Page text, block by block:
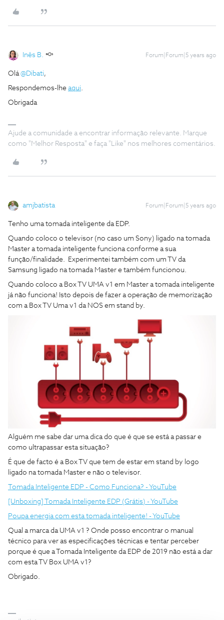
Inês B. Forum|Forum|5 years ago
Olá@Dibati,
Respondemos-lhe aqui.
Obrigada
Ajude a comunidade a encontrar informação relevante. Marque
como "Melhor Resposta" e faça "Like" nos melhores comentários.
amjbatista Forum|Forum|5 years ago
Tenho uma tomada inteligente da EDP.
Quando coloco o televisor (no caso um Sony) ligado na tomada
Master a tomada inteligente funciona conforme a sua
função/finalidade. Experimentei também com um TV da
Samsung ligado na tomada Master e também funcionou.
Quando coloco a Box TV UMA v1 em Master a tomada inteligente
já não funciona! Isto depois de fazer a operação de memorização
com a Box TV Uma v1 da NOS em stand by.
Alguém me sabe dar uma dica do que é que se está a passar e
como ultrapassar esta situação?
É que de facto é a Box TV que tem de estar em stand by logo
ligado na tomada Master e não o televisor.
Tomada Inteligente EDP - Como Funciona? - YouTube
[Unboxing] Tomada Inteligente EDP (Grátis) - YouTube
Poupa energia com esta tomada inteligente! - YouTube
Qual a marca da UMA v1 ? Onde posso encontrar o manual
técnico para ver as especificações técnicas e tentar perceber
porque é que a Tomada Inteligente da EDP de 2019 não está a dar
com esta TV Box UMA v1?
Obrigado.